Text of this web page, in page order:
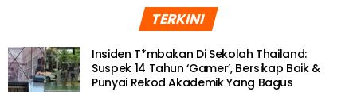
TERKINI
Insiden T*mbakan Di Sekolah Thailand:
Suspek 14 Tahun ‘Gamer’, Bersikap Baik &
Punyai Rekod Akademik Yang Bagus